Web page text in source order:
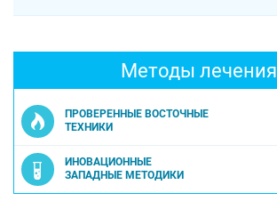
Методы лечения
ПРОВЕРЕННЫЕ ВОСТОЧНЫЕ
ТЕХНИКИ
ИНОВАЦИОННЫЕ
ЗАПАДНЫЕ МЕТОДИКИ